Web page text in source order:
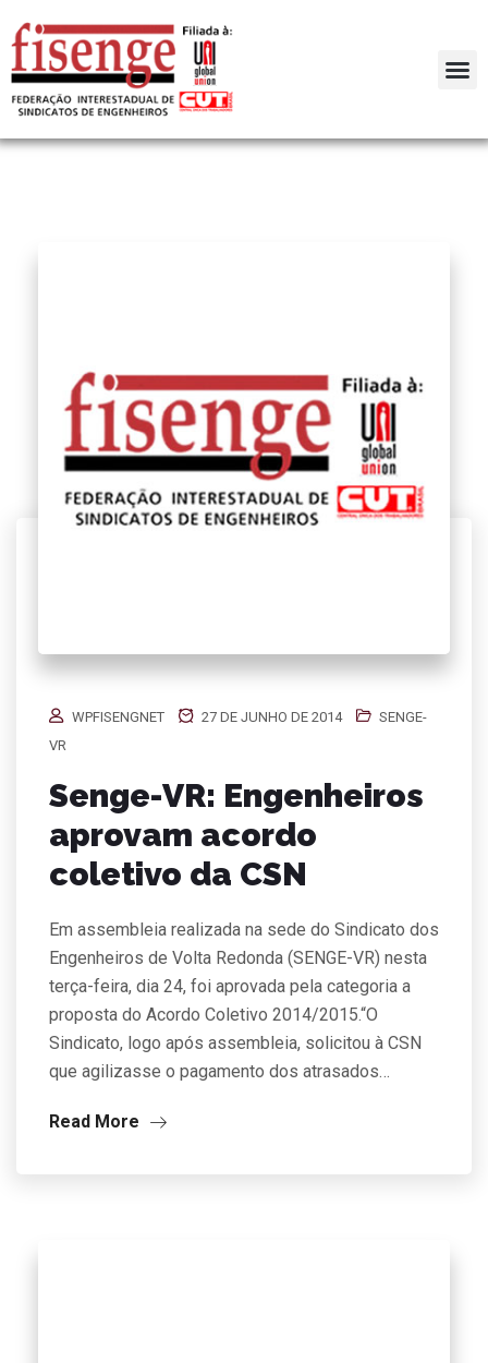
WPFISENGNET 27 DE JUNHO DE 2014
SENGE-
VR
Senge-VR: Engenheiros
aprovam acordo
coletivo da CSN
Em assembleia realizada na sede do Sindicato dos
Engenheiros de Volta Redonda (SENGE-VR) nesta
terça-feira, dia 24, foi aprovada pela categoria a
proposta do Acordo Coletivo 2014/2015.“O
Sindicato, logo após assembleia, solicitou à CSN
que agilizasse o pagamento dos atrasados…
Read More